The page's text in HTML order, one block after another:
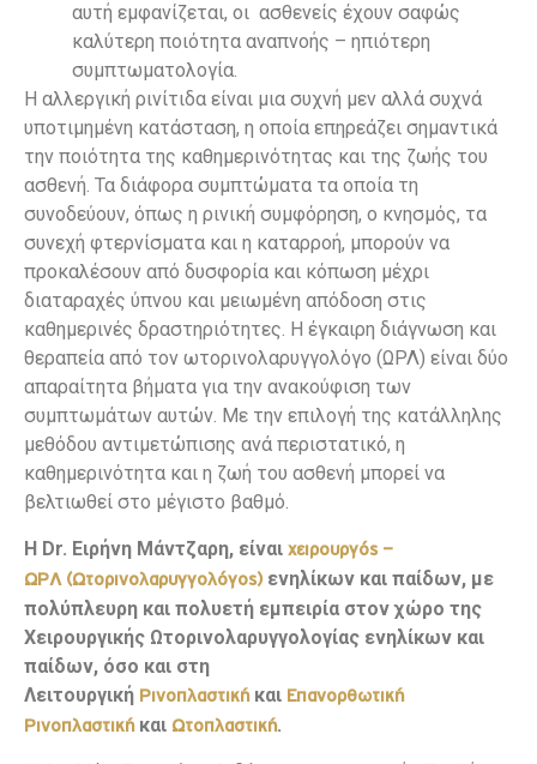
αυτή εμφανίζεται, οι ασθενείς έχουν σαφώς
καλύτερη ποιότητα αναπνοής – ηπιότερη
συμπτωματολογία.
Η αλλεργική ρινίτιδα είναι μια συχνή μεν αλλά συχνά
υποτιμημένη κατάσταση, η οποία επηρεάζει σημαντικά
την ποιότητα της καθημερινότητας και της ζωής του
ασθενή. Τα διάφορα συμπτώματα τα οποία τη
συνοδεύουν, όπως η ρινική συμφόρηση, ο κνησμός, τα
συνεχή φτερνίσματα και η καταρροή, μπορούν να
προκαλέσουν από δυσφορία και κόπωση μέχρι
διαταραχές ύπνου και μειωμένη απόδοση στις
καθημερινές δραστηριότητες. Η έγκαιρη διάγνωση και
θεραπεία από τον ωτορινολαρυγγολόγο (ΩΡΛ) είναι δύο
απαραίτητα βήματα για την ανακούφιση των
συμπτωμάτων αυτών. Με την επιλογή της κατάλληλης
μεθόδου αντιμετώπισης ανά περιστατικό, η
καθημερινότητα και η ζωή του ασθενή μπορεί να
βελτιωθεί στο μέγιστο βαθμό.
Η Dr. Ειρήνη Μάντζαρη, είναι χειρουργός –
ΩΡΛ (Ωτορινολαρυγγολόγος)ενηλίκων και παίδων, με
πολύπλευρη και πολυετή εμπειρία στον χώρο της
Χειρουργικής Ωτορινολαρυγγολογίας ενηλίκων και
παίδων, όσο και στη
Λειτουργική Ρινοπλαστικήκαι Επανορθωτική
Ρινοπλαστικήκαι Ωτοπλαστική.